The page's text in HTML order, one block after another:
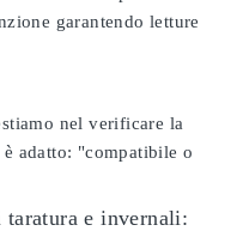
garantendo letture
nel verificare la
adatto: "compatibile o
e invernali: